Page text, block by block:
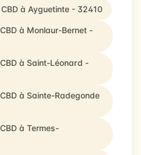
à Ayguetinte - 32410
à Monlaur-Bernet -
à Saint-Léonard -
à Sainte-Radegonde
à Termes-